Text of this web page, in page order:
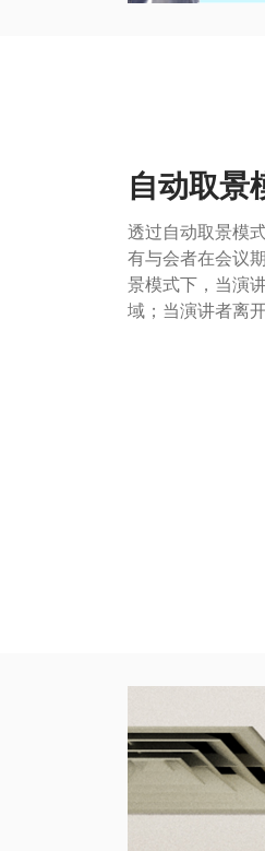
自动取景
透过自动取景模
有与会者在会议
景模式下，当演
域；当演讲者离